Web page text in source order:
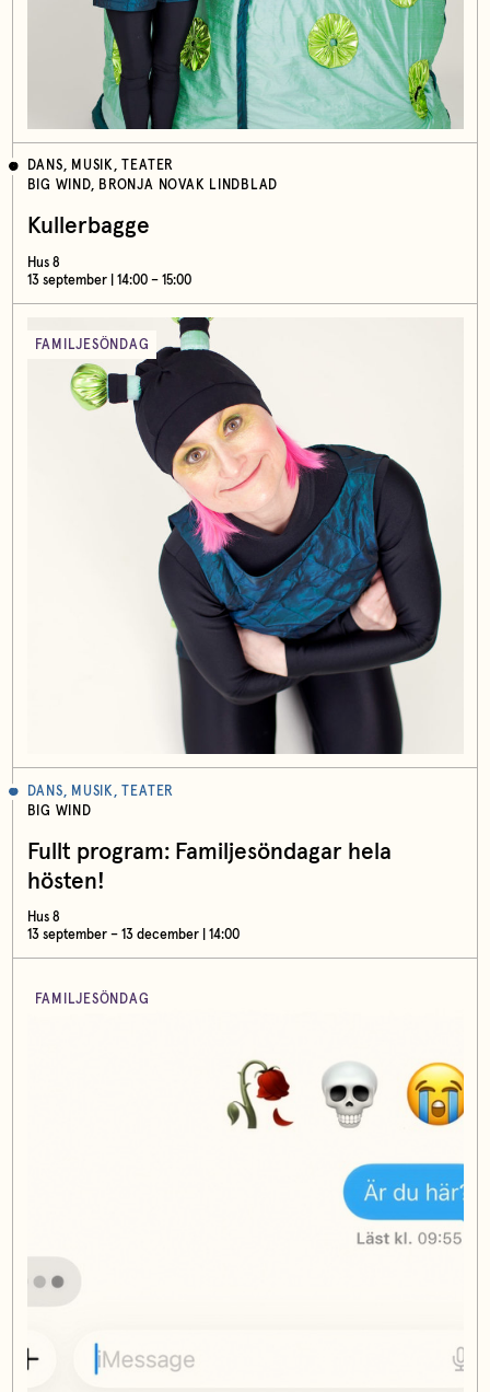
DANS, MUSIK, TEATER
BIG WIND, BRONJA NOVAK LINDBLAD
Kullerbagge
Hus 8
13 september | 14:00 – 15:00
FAMILJESÖNDAG
DANS, MUSIK, TEATER
BIG WIND
Fullt program: Familjesöndagar hela
hösten!
Hus 8
13 september – 13 december | 14:00
FAMILJESÖNDAG